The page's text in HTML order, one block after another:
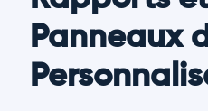
Panneaux